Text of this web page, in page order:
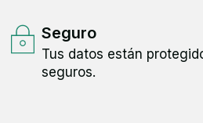
Seguro
Tus datos están
seguros.